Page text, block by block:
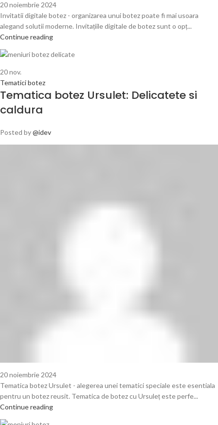
20 noiembrie 2024
Invitatii digitale botez - organizarea unui botez poate fi mai usoara
alegand solutii moderne. Invitațiile digitale de botez sunt o opț...
Continue reading
20nov.
Tematici botez
Tematica botez Ursulet: Delicatete si
caldura
Posted by@idev
20 noiembrie 2024
Tematica botez Ursulet - alegerea unei tematici speciale este esentiala
pentru un botez reusit. Tematica de botez cu Ursuleț este perfe...
Continue reading